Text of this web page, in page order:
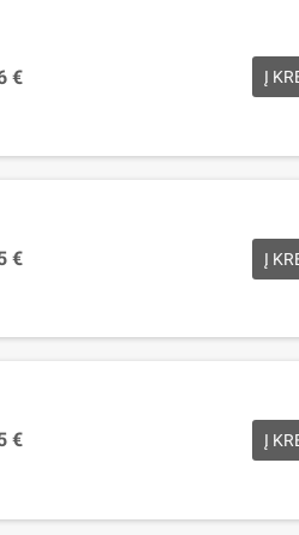
€ Į
€ Į
€ Į